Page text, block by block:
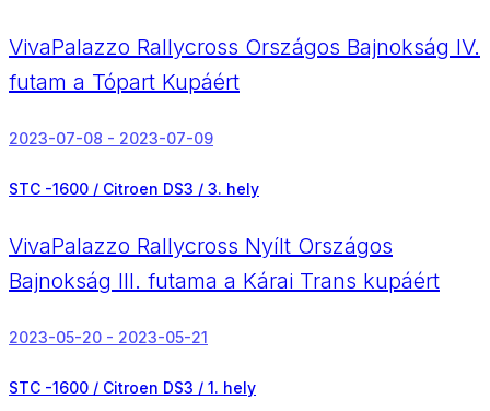
VivaPalazzo Rallycross Országos Bajnokság IV.
futam a Tópart Kupáért
2023-07-08 - 2023-07-09
STC -1600 / Citroen DS3 / 3. hely
VivaPalazzo Rallycross Nyílt Országos
Bajnokság III. futama a Kárai Trans kupáért
2023-05-20 - 2023-05-21
STC -1600 / Citroen DS3 / 1. hely